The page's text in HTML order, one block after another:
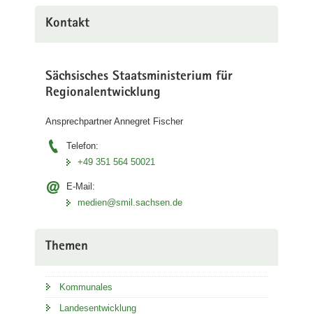
Kontakt
Sächsisches Staatsministerium für
Regionalentwicklung
Ansprechpartner Annegret Fischer
Telefon:
+49 351 564 50021
E-Mail:
medien@smil.sachsen.de
Themen
Kommunales
Landesentwicklung